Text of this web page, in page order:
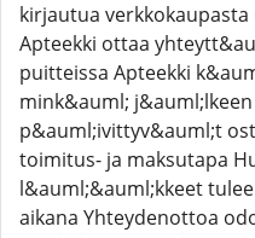
kirjautua
Apteekki ottaa
puitteissa Apteekki
mink&auml;
p&auml;ivittyv&auml;t
toimitus- ja maksutapa
l&auml;&auml;kkeet
aikana Yhteydenottoa